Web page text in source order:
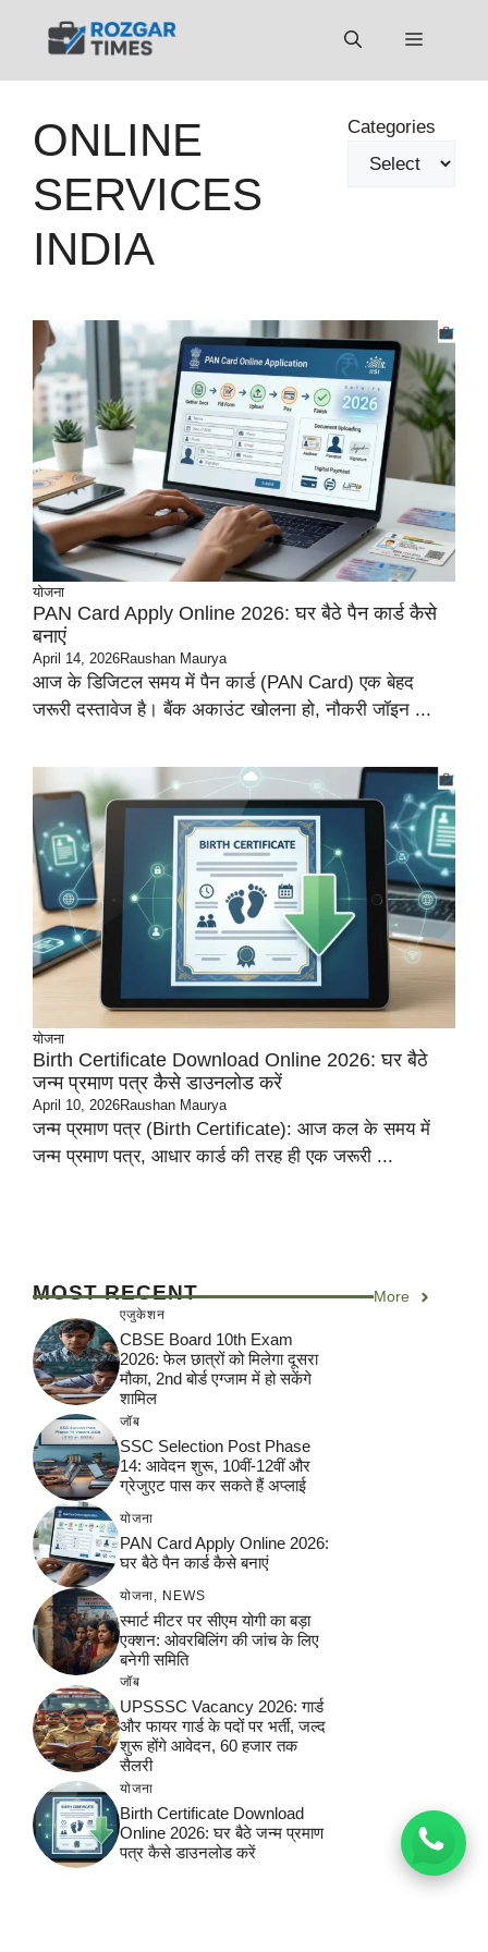
Menu
ONLINE
SERVICES
INDIA
Categories
योजना
PAN Card Apply Online 2026: घर बैठे पैन कार्ड कैसे
बनाएं
April 14, 2026Raushan Maurya
आज के डिजिटल समय में पैन कार्ड (PAN Card) एक बेहद
जरूरी दस्तावेज है। बैंक अकाउंट खोलना हो, नौकरी जॉइन ...
योजना
Birth Certificate Download Online 2026: घर बैठे
जन्म प्रमाण पत्र कैसे डाउनलोड करें
April 10, 2026Raushan Maurya
जन्म प्रमाण पत्र (Birth Certificate): आज कल के समय में
जन्म प्रमाण पत्र, आधार कार्ड की तरह ही एक जरूरी ...
MOST RECENT More
एजुकेशन
CBSE Board 10th Exam
2026: फेल छात्रों को मिलेगा दूसरा
मौका, 2nd बोर्ड एग्जाम में हो सकेंगे
शामिल
जॉब
SSC Selection Post Phase
14: आवेदन शुरू, 10वीं-12वीं और
ग्रेजुएट पास कर सकते हैं अप्लाई
योजना
PAN Card Apply Online 2026:
घर बैठे पैन कार्ड कैसे बनाएं
योजना NEWS
स्मार्ट मीटर पर सीएम योगी का बड़ा
एक्शन: ओवरबिलिंग की जांच के लिए
बनेगी समिति
जॉब
UPSSSC Vacancy 2026: गार्ड
और फायर गार्ड के पदों पर भर्ती, जल्द
शुरू होंगे आवेदन, 60 हजार तक
सैलरी
योजना
Birth Certificate Download
Online 2026: घर बैठे जन्म प्रमाण
पत्र कैसे डाउनलोड करें